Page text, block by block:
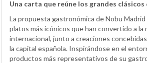
Una carta que reúne los grandes clásicos
La propuesta gastronómica de Nobu
platos más icónicos que han convertido a
internacional, junto a creaciones
la capital española. Inspirándose en el
productos más representativos de su